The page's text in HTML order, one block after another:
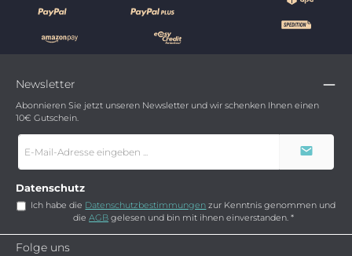
Newsletter
Abonnieren Sie jetzt unseren Newsletter und wir schenken Ihnen einen
10€ Gutschein.
E-
Mail-
*
Datenschutz
Ich habe die Datenschutzbestimmungen zur Kenntnis genommen und
dieAGB gelesen und bin mit ihnen einverstanden.*
Folge uns